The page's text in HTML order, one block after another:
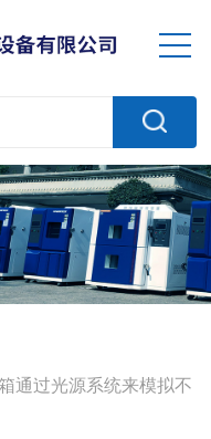
通过光源系统来模拟不